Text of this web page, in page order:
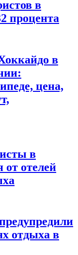
в
процента
в
цена,
в
отелей
отдыха в